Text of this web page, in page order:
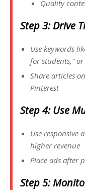
Quality
Step 3: Drive
Use keywords
for students,”
Share articles
Pinterest
Step 4: Use
Use responsive
higher revenue
Place ads after
Step 5: